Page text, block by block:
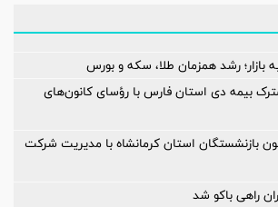
بازار؛ رشد همزمان طلا، سکه و بورس
بیمه دی استان فارس با رؤسای کانون‌های
بازنشستگان استان کرمانشاه با مدیریت شرکت
راهی باکو شد